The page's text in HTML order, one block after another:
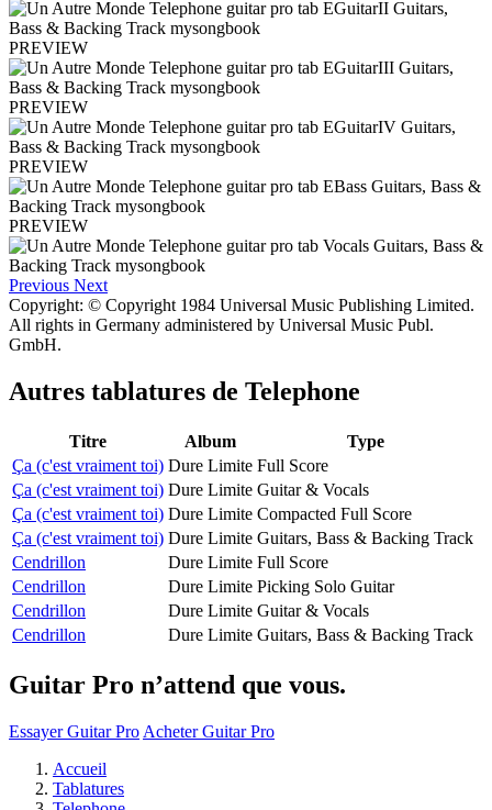
PREVIEW
PREVIEW
PREVIEW
PREVIEW
Previous Next
Copyright: © Copyright 1984 Universal Music Publishing Limited.
All rights in Germany administered by Universal Music Publ.
GmbH.
Autres tablatures de Telephone
Titre Album
Type
Ça (c'est vraiment toi) Dure Limite Full Score
Ça (c'est vraiment toi) Dure Limite Guitar & Vocals
Ça (c'est vraiment toi) Dure Limite Compacted Full Score
Ça (c'est vraiment toi) Dure Limite Guitars, Bass & Backing Track
Cendrillon
Dure Limite Full Score
Cendrillon
Dure Limite Picking Solo Guitar
Cendrillon
Dure Limite Guitar & Vocals
Cendrillon
Dure Limite Guitars, Bass & Backing Track
Guitar Pro n’attend que vous.
Essayer Guitar Pro Acheter Guitar Pro
Accueil
Tablatures